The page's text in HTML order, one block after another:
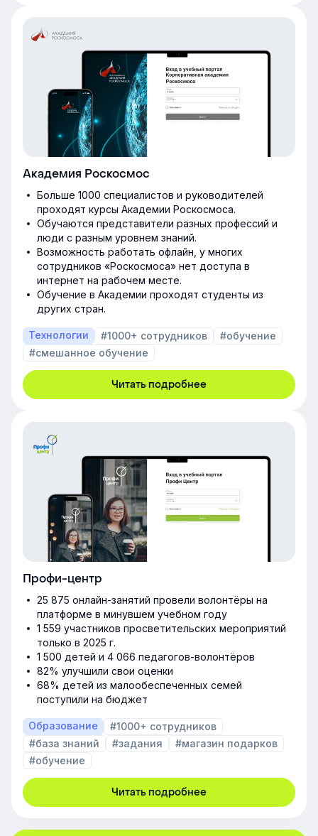
Академия Роскосмос
Больше 1000 специалистов и руководителей
проходят курсы Академии Роскосмоса.
Обучаются представители разных профессий и
люди с разным уровнем знаний.
Возможность работать офлайн, у многих
сотрудников «Роскосмоса» нет доступа в
интернет на рабочем месте.
Обучение в Академии проходят студенты из
других стран.
Технологии #1000+ сотрудников
#обучение
#смешанное обучение
Читать подробнее
Профи-центр
25 875 онлайн-занятий провели волонтёры на
платформе в минувшем учебном году
1 559 участников просветительских мероприятий
только в 2025 г.
1 500 детей и 4 066 педагогов-волонтёров
82% улучшили свои оценки
68% детей из малообеспеченных семей
поступили на бюджет
Образование
#1000+ сотрудников
#база знаний
#задания
#магазин подарков
#обучение
Читать подробнее